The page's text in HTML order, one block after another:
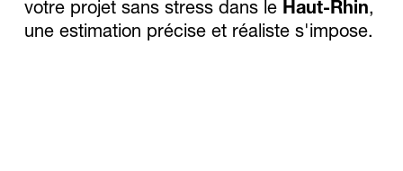
votre projet sans stress dans le Haut-Rhin,
une estimation précise et réaliste s'impose.